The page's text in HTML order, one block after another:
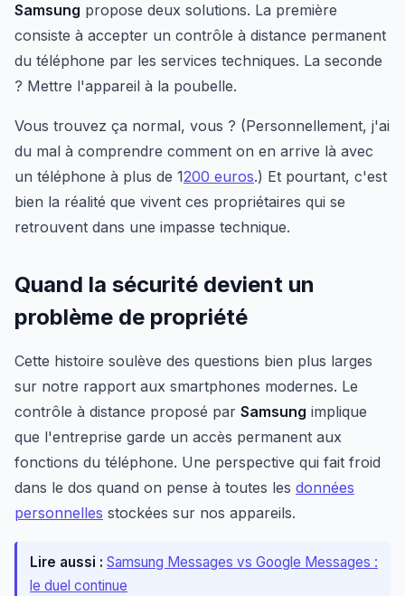
Samsung propose deux solutions. La première
consiste à accepter un contrôle à distance permanent
du téléphone par les services techniques. La seconde
? Mettre l'appareil à la poubelle.
Vous trouvez ça normal, vous ? (Personnellement, j'ai
du mal à comprendre comment on en arrive là avec
un téléphone à plus de 1200 euros.) Et pourtant, c'est
bien la réalité que vivent ces propriétaires qui se
retrouvent dans une impasse technique.
Quand la sécurité devient un
problème de propriété
Cette histoire soulève des questions bien plus larges
sur notre rapport aux smartphones modernes. Le
contrôle à distance proposé par Samsung implique
que l'entreprise garde un accès permanent aux
fonctions du téléphone. Une perspective qui fait froid
dans le dos quand on pense à toutes les données
personnelles stockées sur nos appareils.
Lire aussi : Samsung Messages vs Google Messages :
le duel continue